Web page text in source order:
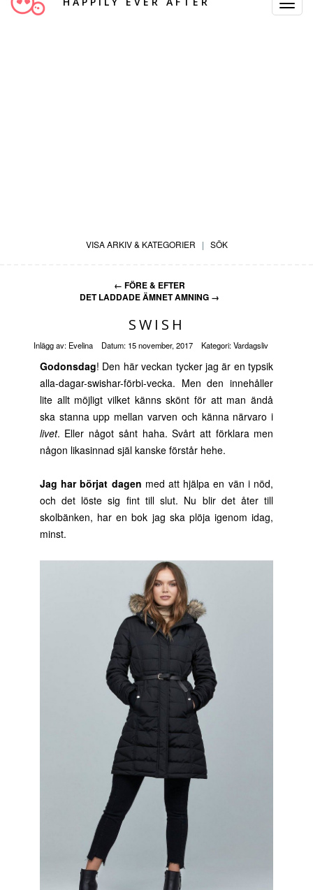
Toggle
VISA ARKIV & KATEGORIER | SÖK
← FÖRE & EFTER
DET LADDADE ÄMNET AMNING →
SWISH
Inlägg av: Evelina Datum: 15 november, 2017 Kategori:Vardagsliv
Godonsdag! Den här veckan tycker jag är en typsik
alla-dagar-swishar-förbi-vecka. Men den innehåller
lite allt möjligt vilket känns skönt för att man ändå
ska stanna upp mellan varven och känna närvaro i
livet. Eller något sånt haha. Svårt att förklara men
någon likasinnad själ kanske förstår hehe.
Jag har börjat dagen med att hjälpa en vän i nöd,
och det löste sig fint till slut. Nu blir det åter till
skolbänken, har en bok jag ska plöja igenom idag,
minst.